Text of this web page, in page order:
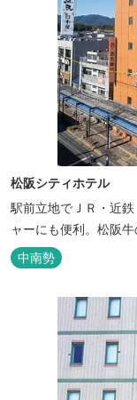
松阪シティホテル
駅前立地でＪＲ・近
ャーにも便利。松阪
中南勢